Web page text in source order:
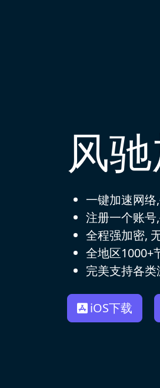
风
一键加速网
注册一个账
全程强加密,
全地区1000+
完美支持各
iOS下载